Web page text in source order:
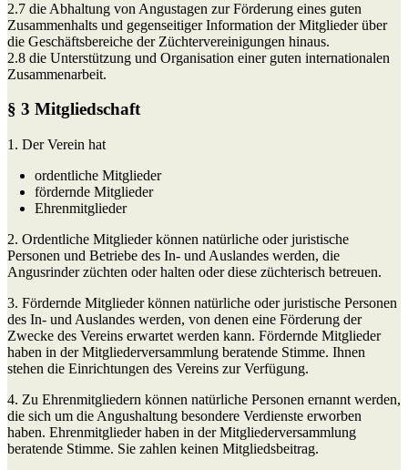
2.7 die Abhaltung von Angustagen zur Förderung eines guten
Zusammenhalts und gegenseitiger Information der Mitglieder über
die Geschäftsbereiche der Züchtervereinigungen hinaus.
2.8 die Unterstützung und Organisation einer guten internationalen
Zusammenarbeit.
§ 3 Mitgliedschaft
1. Der Verein hat
ordentliche Mitglieder
fördernde Mitglieder
Ehrenmitglieder
2. Ordentliche Mitglieder können natürliche oder juristische
Personen und Betriebe des In- und Auslandes werden, die
Angusrinder züchten oder halten oder diese züchterisch betreuen.
3. Fördernde Mitglieder können natürliche oder juristische Personen
des In- und Auslandes werden, von denen eine Förderung der
Zwecke des Vereins erwartet werden kann. Fördernde Mitglieder
haben in der Mitgliederversammlung beratende Stimme. Ihnen
stehen die Einrichtungen des Vereins zur Verfügung.
4. Zu Ehrenmitgliedern können natürliche Personen ernannt werden,
die sich um die Angushaltung besondere Verdienste erworben
haben. Ehrenmitglieder haben in der Mitgliederversammlung
beratende Stimme. Sie zahlen keinen Mitgliedsbeitrag.